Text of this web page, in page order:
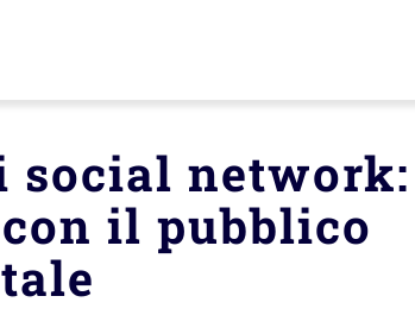
social network:
il pubblico